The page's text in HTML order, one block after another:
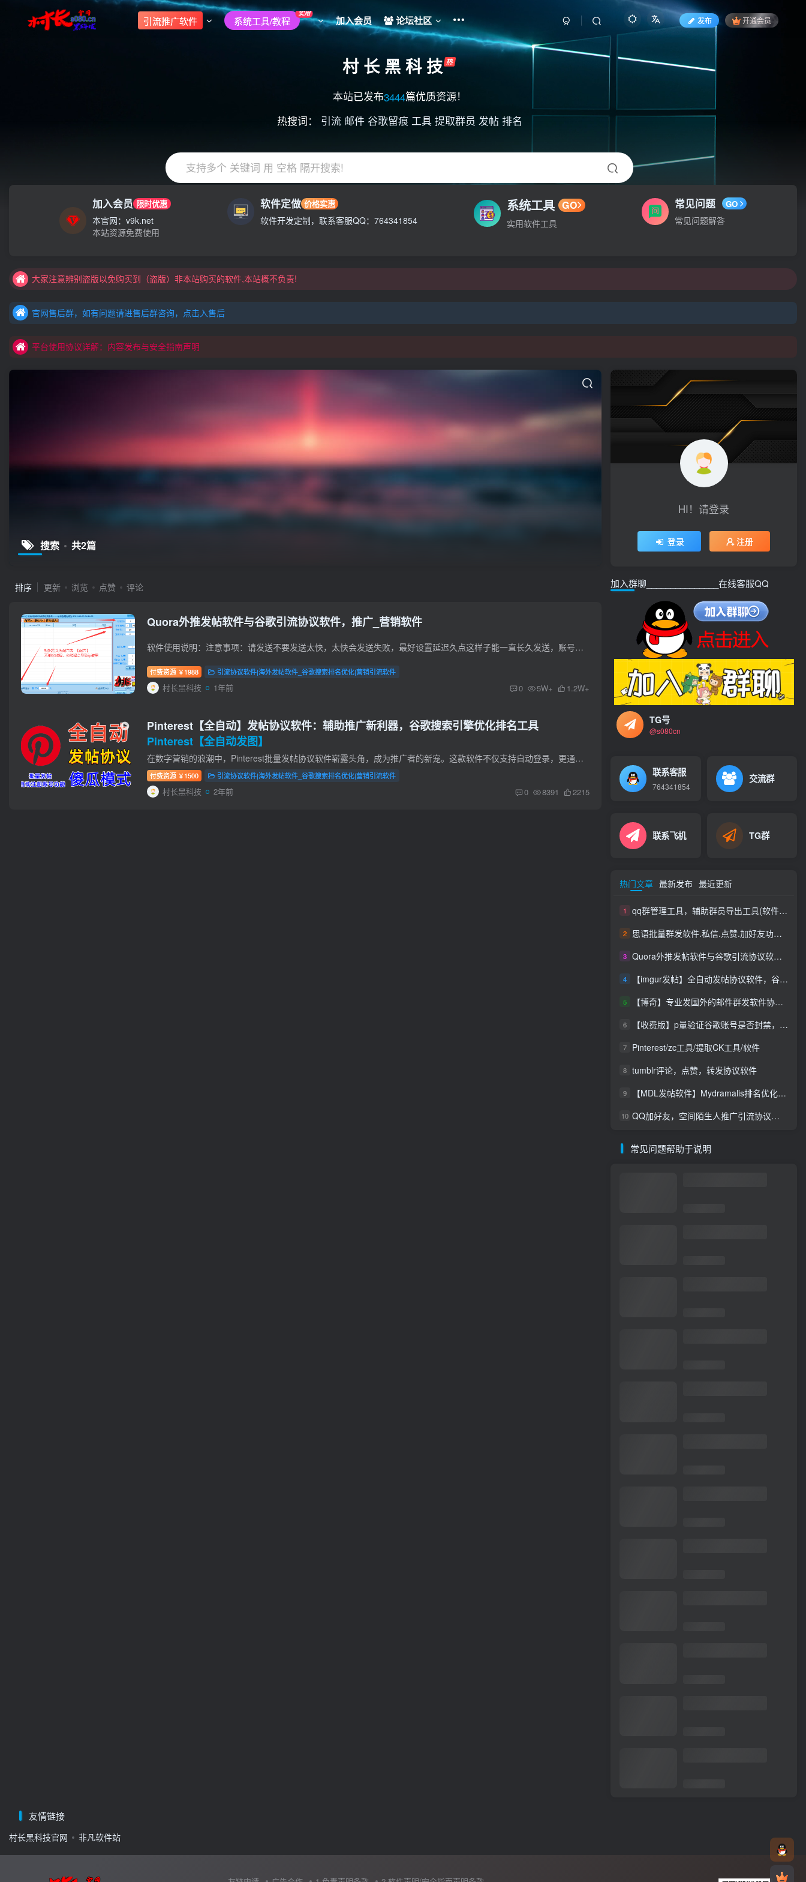
引流推广软件 系统工具/教程
实用
加入会员 论坛社区 发布 开通会员
村 长 黑 科 技
本站已发布3444篇优质资源！
热搜词： 引流 邮件 谷歌留痕 工具 提取群员 发帖 排名
支持多个 关键词 用 空格 隔开搜索!
加入会员 限时优惠
本官网：v9k.net
本站资源免费使用
软件定做 价格实惠
软件开发定制，联系客服QQ：764341854
系统工具 GO
实用软件工具
常见问题 GO
常见问题解答
大家注意辨别盗版以免购买到（盗版）非本站购买的软件,本站概不负责!
村长黑科技欢迎您！！！全网更新：新项目，新势力，共同发展
村长黑科技欢迎您！！！全网更新：新项目，新势力，共同发展
官网售后群，如有问题请进售后群咨询，点击入售后
官网售后群，如有问题请进售后群咨询，点击入售后
平台使用协议详解：内容发布与安全指南声明
搜索 共2篇
排序 更新 浏览 点赞 评论
Quora外推发帖软件与谷歌引流协议软件，推广_营销软件
软件使用说明：注意事项：请发送不要发送太快，太快会发送失败，最好设置延迟久点这样子能一直长久发送，账号目前测试没限制发送多少，目前测试一直没有死号现象，连接也不会被封，尽情发送软件...
付费资源 ￥ 1988 引流协议软件|海外发帖软件_谷歌搜索排名优化|营销引流软件
村长黑科技 1年前 0 5W+ 1.2W+
Pinterest【全自动】发帖协议软件：辅助推广新利器，谷歌搜索引擎优化排名工具
Pinterest【全自动发图】
在数字营销的浪潮中，Pinterest批量发帖协议软件崭露头角，成为推广者的新宠。这款软件不仅支持自动登录，更通过智能插入关键词和话题，大幅提升发帖效率。辅助操作：用户只需简单设置，软件便...
付费资源 ￥ 1500 引流协议软件|海外发帖软件_谷歌搜索排名优化|营销引流软件
村长黑科技 2年前 0 8391 2215
HI！请登录
登录 注册
加入群聊_______________在线客服QQ
TG号
@s080cn
联系客服
764341854
交流群
联系飞机 TG群
热门文章 最新发布 最近更新
1 qq群管理工具，辅助群员导出工具(软件批量导出好帮手：QQ群成员一键提取，QQ群员提取
2 思语批量群发软件.私信.点赞.加好友功能+查询手机是否已注册账号
3 Quora外推发帖软件与谷歌引流协议软件，推广_营销软件
4 【imgur发帖】全自动发帖协议软件，谷歌搜索引流推广软件
5 【博奇】专业发国外的邮件群发软件协议，邮件群发软件协议|支持网址|发送速度快|效果好|你不限制内容和行业
6 【收费版】p量验证谷歌账号是否封禁，支持账号，无须密码即可查询封禁【谷歌账号检测查询是否封禁】【会员免费使用】
7 Pinterest/zc工具/提取CK工具/软件
8 tumblr评论，点赞，转发协议软件
9 【MDL发帖软件】Mydramalis排名优化自动发帖，谷歌排名优化
10 QQ加好友，空间陌生人推广引流协议软件，评论，点赞，留言，发布说说，陌生人访问留痕软件
常见问题帮助于说明
友情链接
村长黑科技官网 非凡软件站